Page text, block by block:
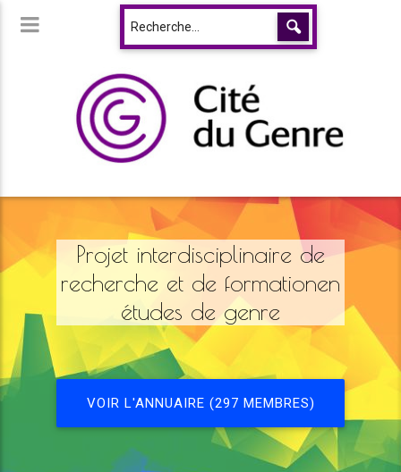
Projet interdisciplinaire de
recherche et de formationen
études de genre
VOIR L'ANNUAIRE (297 MEMBRES)